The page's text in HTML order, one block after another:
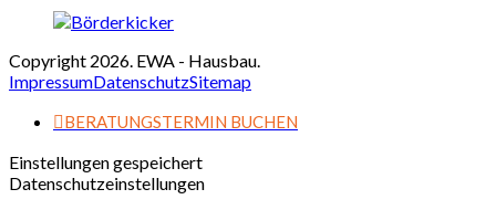
Copyright 2026. EWA - Hausbau.
ImpressumDatenschutzSitemap
BERATUNGSTERMIN BUCHEN
Einstellungen gespeichert
Datenschutzeinstellungen